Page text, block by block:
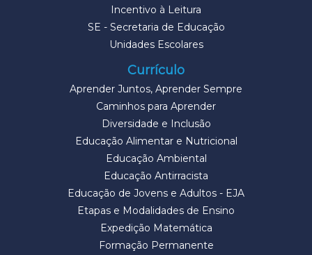
Incentivo à Leitura
SE - Secretaria de Educação
Unidades Escolares
Currículo
Aprender Juntos, Aprender Sempre
Caminhos para Aprender
Diversidade e Inclusão
Educação Alimentar e Nutricional
Educação Ambiental
Educação Antirracista
Educação de Jovens e Adultos - EJA
Etapas e Modalidades de Ensino
Expedição Matemática
Formação Permanente